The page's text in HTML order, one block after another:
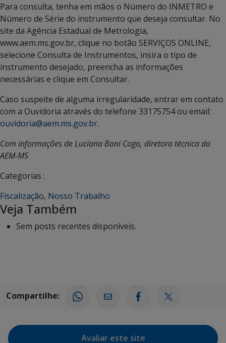
Para consulta, tenha em mãos o Número do INMETRO e
Número de Série do instrumento que deseja consultar. No
site da Agência Estadual de Metrologia,
www.aem.ms.gov.br, clique no botão SERVIÇOS ONLINE,
selecione Consulta de Instrumentos, insira o tipo de
instrumento desejado, preencha as informações
necessárias e clique em Consultar.
Caso suspeite de alguma irregularidade, entrar em contato
com a Ouvidoria através do telefone 33175754 ou email:
ouvidoria@aem.ms.gov.br.
Com informações de Luciana Boni Cogo, diretora técnica da
AEM-MS
Categorias :
Fiscalização, Nosso Trabalho
Veja Também
Sem posts recentes disponíveis.
Compartilhe:
Avaliar este site